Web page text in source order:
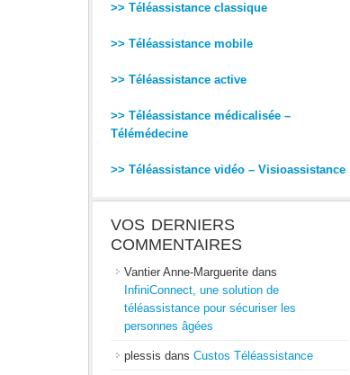
>> Téléassistance classique
>> Téléassistance mobile
>> Téléassistance active
>> Téléassistance médicalisée –
Télémédecine
>> Téléassistance vidéo – Visioassistance
VOS DERNIERS
COMMENTAIRES
Vantier Anne-Marguerite dans
InfiniConnect, une solution de
téléassistance pour sécuriser les
personnes âgées
plessis dans Custos Téléassistance